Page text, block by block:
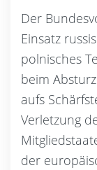
Der
Einsatz
polnisches
beim
aufs
Verletzung
der